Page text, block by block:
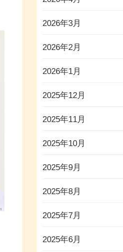
2026年3月
2026年2月
2026年1月
2025年12月
2025年11月
2025年10月
2025年9月
2025年8月
2025年7月
2025年6月